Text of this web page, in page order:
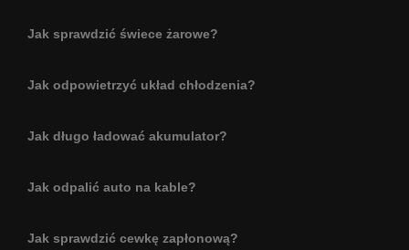
Jak sprawdzić świece żarowe?
Jak odpowietrzyć układ chłodzenia?
Jak długo ładować akumulator?
Jak odpalić auto na kable?
Jak sprawdzić cewkę zapłonową?